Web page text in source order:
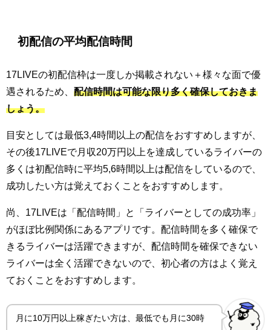
初配信の平均配信時間
17LIVEの初配信枠は一度しか掲載されない＋様々な面で優
遇されるため、 配信時間は可能な限り多く確保しておきま
しょう。
目安としては最低3,4時間以上の配信をおすすめしますが、
その後17LIVEで月収20万円以上を達成しているライバーの
多くは初配信時に平均5,6時間以上は配信をしているので、
成功したい方は覚えておくことをおすすめします。
尚、17LIVEは「配信時間」と「ライバーとしての成功率」
がほぼ比例関係にあるアプリです。配信時間を多く確保で
きるライバーは活躍できますが、配信時間を確保できない
ライバーは全く活躍できないので、初心者の方はよく覚え
ておくことをおすすめします。
月に10万円以上稼ぎたい方は、最低でも月に30時